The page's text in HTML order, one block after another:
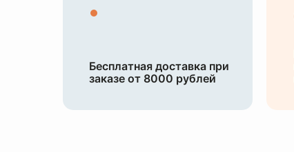
Бесплатная доставка при
заказе от 8000 рублей